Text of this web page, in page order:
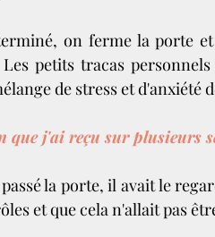
on ferme la porte
petits tracas
de stress et d'anxiété
que j'ai reçu sur plusieurs
la porte, il avait le
et que cela n'allait pas